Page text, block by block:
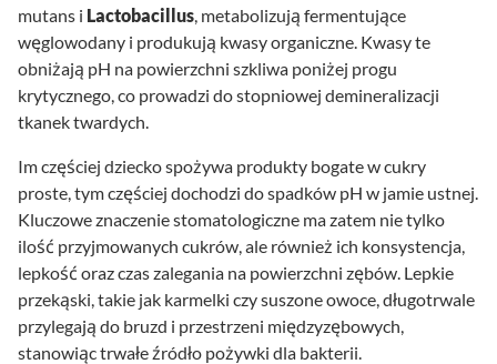
mutans i Lactobacillus, metabolizują fermentujące
węglowodany i produkują kwasy organiczne. Kwasy te
obniżają pH na powierzchni szkliwa poniżej progu
krytycznego, co prowadzi do stopniowej demineralizacji
tkanek twardych.
Im częściej dziecko spożywa produkty bogate w cukry
proste, tym częściej dochodzi do spadków pH w jamie ustnej.
Kluczowe znaczenie stomatologiczne ma zatem nie tylko
ilość przyjmowanych cukrów, ale również ich konsystencja,
lepkość oraz czas zalegania na powierzchni zębów. Lepkie
przekąski, takie jak karmelki czy suszone owoce, długotrwale
przylegają do bruzd i przestrzeni międzyzębowych,
stanowiąc trwałe źródło pożywki dla bakterii.